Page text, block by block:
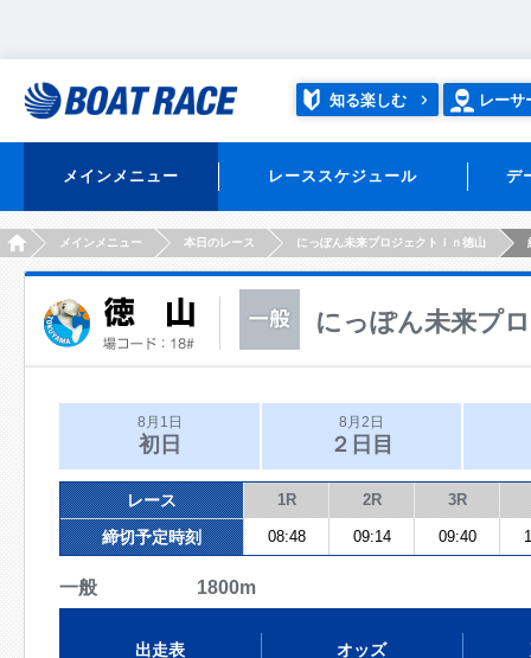
知る楽しむ レーサ
メインメニュー レーススケジュール デ
HOMEメインメニュー 本日のレース にっぽん未来プロジェクトｉｎ徳山
にっぽん未来プ
8月1日
初日
8月2日
２日目
レース 1R 2R 3R
締切予定時刻 08:48 09:14 09:40
一般 1800m
出走表 オッズ